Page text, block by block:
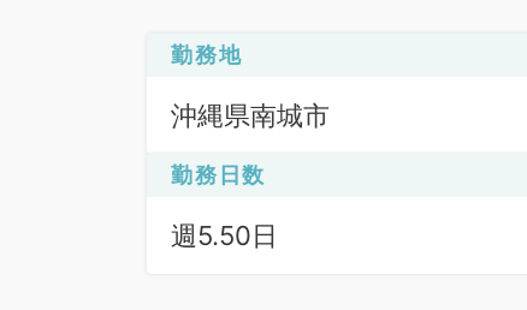
勤務地
沖縄県南城市
勤務日数
週5.50日